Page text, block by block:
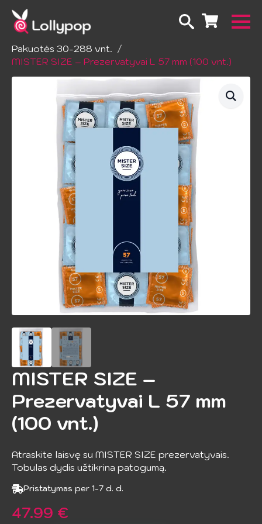
Pradžia Prezervatyvai
Pakuotės 30-288 vnt.
MISTER SIZE – Prezervatyvai L 57 mm (100 vnt.)
MISTER SIZE –
Prezervatyvai L 57 mm
(100 vnt.)
Atraskite laisvę su MISTER SIZE prezervatyvais.
Tobulas dydis užtikrina patogumą.
Pristatymas per 1-7 d. d.
47.99 €